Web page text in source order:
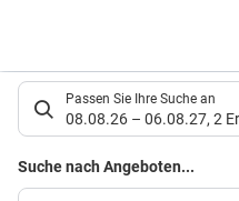
Suchlistenseite
Passen Sie Ihre Suche an
08.08.26 – 06.08.27, 2
Suche nach Angeboten...